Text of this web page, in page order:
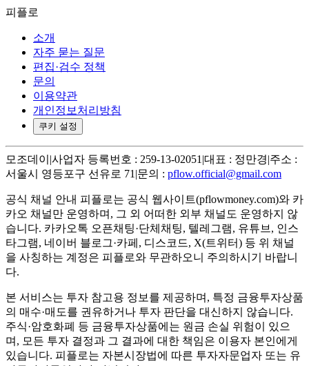
피플로
소개
자주 묻는 질문
편집·검수 정책
문의
이용약관
개인정보처리방침
쿠키 설정
모조데이 |사업자 등록번호 : 259-13-02051|대표 : 정만경|주소 :
서울시 영등포구 선유로 71|문의 : pflow.official@gmail.com
공식 채널 안내 피플로는 공식 웹사이트(pflowmoney.com)와 카
카오 채널만 운영하며, 그 외 어떠한 외부 채널도 운영하지 않
습니다. 카카오톡 오픈채팅·단체채팅, 텔레그램, 유튜브, 인스
타그램, 네이버 블로그·카페, 디스코드, X(트위터) 등 위 채널
을 사칭하는 계정은 피플로와 무관하오니 주의하시기 바랍니
다.
본 서비스는 투자 참고용 정보를 제공하며, 특정 금융투자상품
의 매수·매도를 권유하거나 투자 판단을 대신하지 않습니다.
주식·암호화폐 등 금융투자상품에는 원금 손실 위험이 있으
며, 모든 투자 결정과 그 결과에 대한 책임은 이용자 본인에게
있습니다. 피플로는 자본시장법에 따른 투자자문업자 또는 유